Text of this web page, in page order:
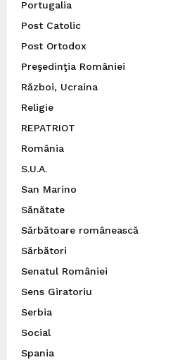
Portugalia
Post Catolic
Post Ortodox
Preşedinţia României
Război, Ucraina
Religie
REPATRIOT
România
S.U.A.
San Marino
Sănătate
Sărbătoare românească
Sărbători
Senatul României
Sens Giratoriu
Serbia
Social
Spania